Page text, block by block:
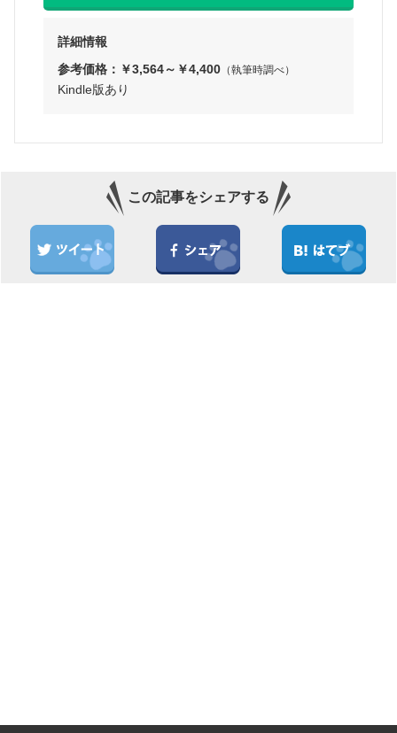
詳細情報
参考価格：￥3,564～￥4,400 （執筆時調べ）
Kindle版あり
この記事をシェアする